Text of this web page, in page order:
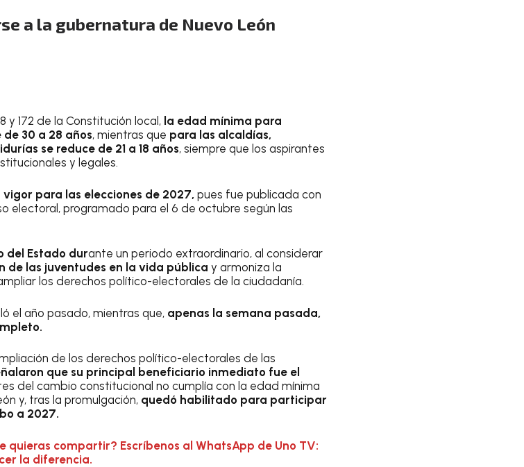
a la gubernatura de Nuevo León
y 172 de la Constitución local, la edad mínima para
30 a 28 años, mientras que para las alcaldías,
se reduce de 21 a 18 años, siempre que los aspirantes
y legales.
para las elecciones de 2027, pues fue publicada con
electoral, programado para el 6 de octubre según las
del Estado durante un periodo extraordinario, al considerar
las juventudes en la vida pública y armoniza la
los derechos político-electorales de la ciudadanía.
el año pasado, mientras que, apenas la semana pasada,
de los derechos político-electorales de las
que su principal beneficiario inmediato fue el
del cambio constitucional no cumplía con la edad mínima
y, tras la promulgación, quedó habilitado para participar
a 2027.
quieras compartir? Escríbenos al WhatsApp de Uno TV:
la diferencia.